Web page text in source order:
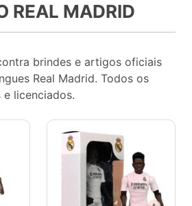
REAL MADRID
brindes e artigos oficiais
Real Madrid. Todos os
licenciados.